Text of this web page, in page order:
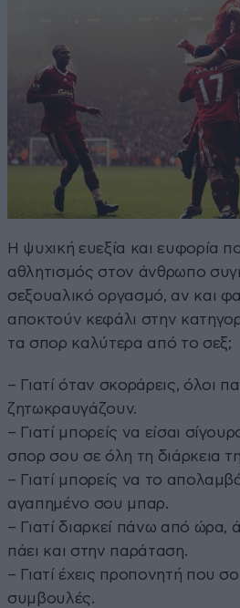
Η ψυχική ευεξία και ευφορία
αθλητισμός στον άνθρωπο
σεξουαλικό οργασμό, αν και
αποκτούν κεφάλι στην
τα σπορ καλύτερα από το σεξ;
– Γιατί όταν σκοράρεις, όλοι
ζητωκραυγάζουν.
– Γιατί μπορείς να είσαι
σπορ σου σε όλη τη διάρκεια
– Γιατί μπορείς να το
αγαπημένο σου μπαρ.
– Γιατί διαρκεί πάνω από ώρα,
πάει και στην παράταση.
– Γιατί έχεις προπονητή που
συμβουλές.